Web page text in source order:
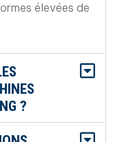
élevées de
?